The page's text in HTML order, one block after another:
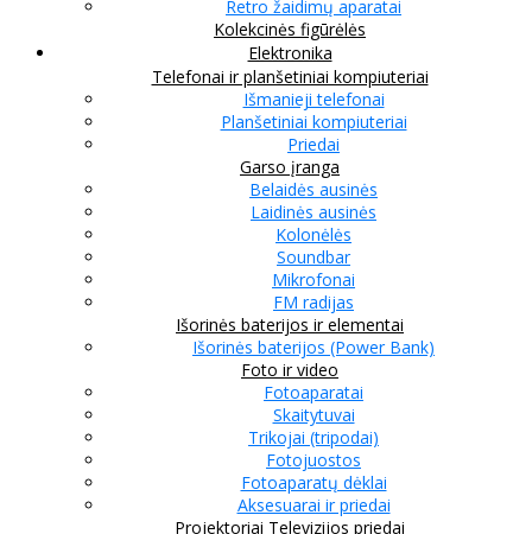
Retro žaidimų aparatai
Kolekcinės figūrėlės
Elektronika
Telefonai ir planšetiniai kompiuteriai
Išmanieji telefonai
Planšetiniai kompiuteriai
Priedai
Garso įranga
Belaidės ausinės
Laidinės ausinės
Kolonėlės
Soundbar
Mikrofonai
FM radijas
Išorinės baterijos ir elementai
Išorinės baterijos (Power Bank)
Foto ir video
Fotoaparatai
Skaitytuvai
Trikojai (tripodai)
Fotojuostos
Fotoaparatų dėklai
Aksesuarai ir priedai
Projektoriai Televizijos priedai